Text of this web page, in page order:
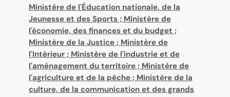
Ministère de l'Éducation nationale, de la
Jeunesse et des Sports ; Ministère de
l'économie, des finances et du budget ;
Ministère de la Justice ; Ministère de
l'Intérieur ; Ministère de l'industrie et de
l'aménagement du territoire ; Ministère de
l'agriculture et de la pêche ; Ministère de la
culture, de la communication et des grands